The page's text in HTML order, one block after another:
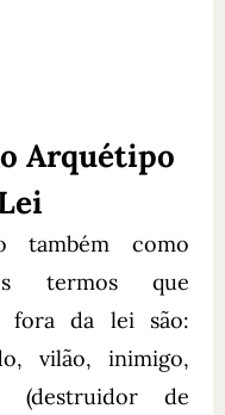
Arquétipo
também como
termos que
fora da lei são:
vilão, inimigo,
(destruidor de